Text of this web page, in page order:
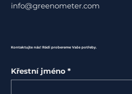
info@greenometer.com
Kontaktujte nás! Rádi probereme Vaše potřeby.
Křestní jméno *